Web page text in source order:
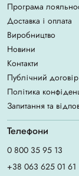
Програма
Доставка і оплата
Виробництво
Новини
Контакти
Публічний
Політика
Запитання та
Телефони
0 800 35 95 13
+38 063 625 01 61